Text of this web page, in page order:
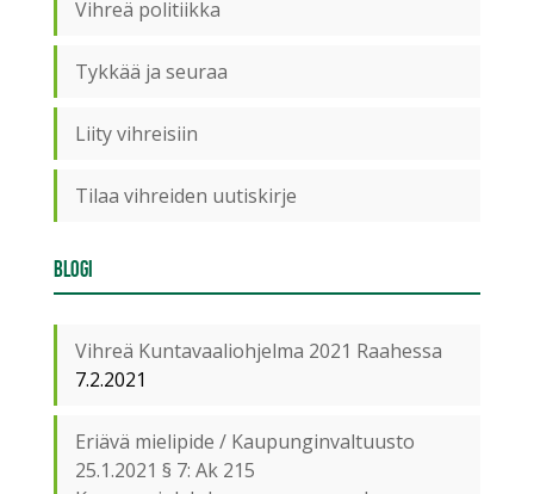
Vihreä politiikka
Tykkää ja seuraa
Liity vihreisiin
Tilaa vihreiden uutiskirje
Blogi
Vihreä Kuntavaaliohjelma 2021 Raahessa
7.2.2021
Eriävä mielipide / Kaupunginvaltuusto
25.1.2021 § 7: Ak 215